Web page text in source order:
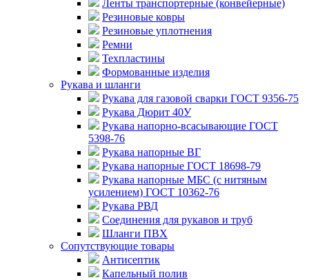
Ленты транспортерные (конвейерные)
Резиновые ковры
Резиновые уплотнения
Ремни
Техпластины
Формованные изделия
Рукава и шланги
Рукава для газовой сварки ГОСТ 9356-75
Рукава Дюрит 40У
Рукава напорно-всасывающие ГОСТ
5398-76
Рукава напорные ВГ
Рукава напорные ГОСТ 18698-79
Рукава напорные МБС (с нитяным
усилением) ГОСТ 10362-76
Рукава РВД
Соединения для рукавов и труб
Шланги ПВХ
Сопутствующие товары
Антисептик
Капельный полив